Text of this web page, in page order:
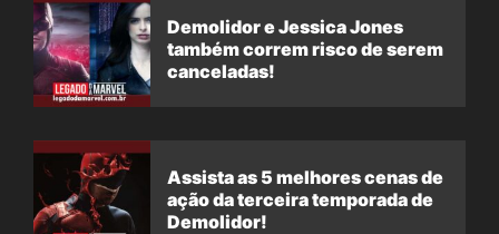
Demolidor e Jessica Jones
também correm risco de serem
canceladas!
Assista as 5 melhores cenas de
ação da terceira temporada de
Demolidor!